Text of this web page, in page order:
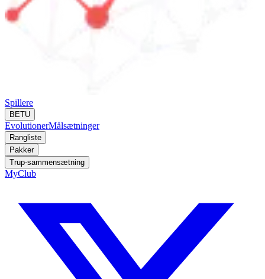
Spillere
BETU
EvolutionerMålsætninger
Rangliste
Pakker
Trup-sammensætning
MyClub